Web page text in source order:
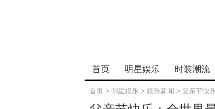
首页 明星娱乐 时装潮流
首页 > 明星娱乐 > 娱乐新闻 > 父亲节快